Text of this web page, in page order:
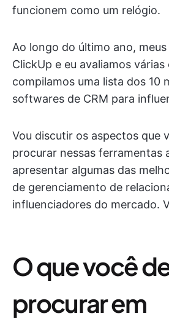
funcionem como um relógio.
Ao longo do último ano,
ClickUp e eu avaliamos várias
compilamos uma lista dos 10
softwares de CRM para
Vou discutir os aspectos que
procurar nessas ferramentas
apresentar algumas das
de gerenciamento de
influenciadores do mercado.
O que você
procurar em